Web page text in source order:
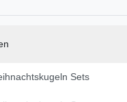
Sets